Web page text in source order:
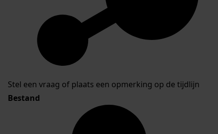
Stel een vraag of plaats een opmerking op de tijdlijn
Bestand